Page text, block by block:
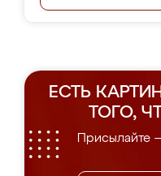
ЕСТЬ
ТОГО,
Присылайте